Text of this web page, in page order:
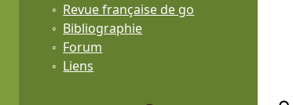
Revue française de go
Bibliographie
Forum
Liens